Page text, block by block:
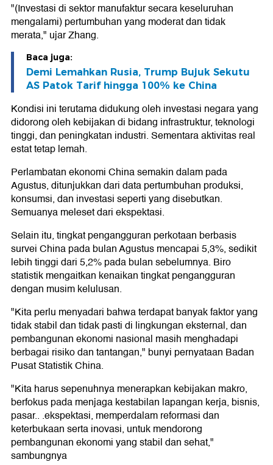
"(Investasi di sektor manufaktur secara keseluruhan
mengalami) pertumbuhan yang moderat dan tidak
merata," ujar Zhang.
Baca juga:
Demi Lemahkan Rusia, Trump Bujuk Sekutu
AS Patok Tarif hingga 100% ke China
Kondisi ini terutama didukung oleh investasi negara yang
didorong oleh kebijakan di bidang infrastruktur, teknologi
tinggi, dan peningkatan industri. Sementara aktivitas real
estat tetap lemah.
Perlambatan ekonomi China semakin dalam pada
Agustus, ditunjukkan dari data pertumbuhan produksi,
konsumsi, dan investasi seperti yang disebutkan.
Semuanya meleset dari ekspektasi.
Selain itu, tingkat pengangguran perkotaan berbasis
survei China pada bulan Agustus mencapai 5,3%, sedikit
lebih tinggi dari 5,2% pada bulan sebelumnya. Biro
statistik mengaitkan kenaikan tingkat pengangguran
dengan musim kelulusan.
"Kita perlu menyadari bahwa terdapat banyak faktor yang
tidak stabil dan tidak pasti di lingkungan eksternal, dan
pembangunan ekonomi nasional masih menghadapi
berbagai risiko dan tantangan," bunyi pernyataan Badan
Pusat Statistik China.
"Kita harus sepenuhnya menerapkan kebijakan makro,
berfokus pada menjaga kestabilan lapangan kerja, bisnis,
pasar.. .ekspektasi, memperdalam reformasi dan
keterbukaan serta inovasi, untuk mendorong
pembangunan ekonomi yang stabil dan sehat,"
sambungnya